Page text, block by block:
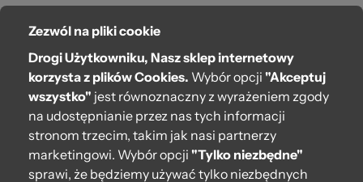
O bag
Pomoc
Moje O bag
Kontakt
222 571 414
Zezwól na pliki cookie
Drogi Użytkowniku, Nasz sklep internetowy
korzysta z plików Cookies. Wybór opcji "Akceptuj
wszystko" jest równoznaczny z wyrażeniem zgody
na udostępnianie przez nas tych informacji
stronom trzecim, takim jak nasi partnerzy
marketingowi. Wybór opcji "Tylko niezbędne"
sprawi, że będziemy używać tylko niezbędnych